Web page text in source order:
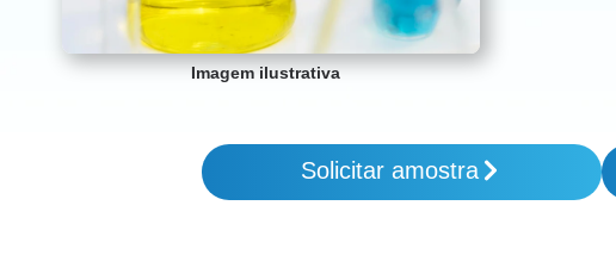
Imagem ilustrativa
Solicitar amostra